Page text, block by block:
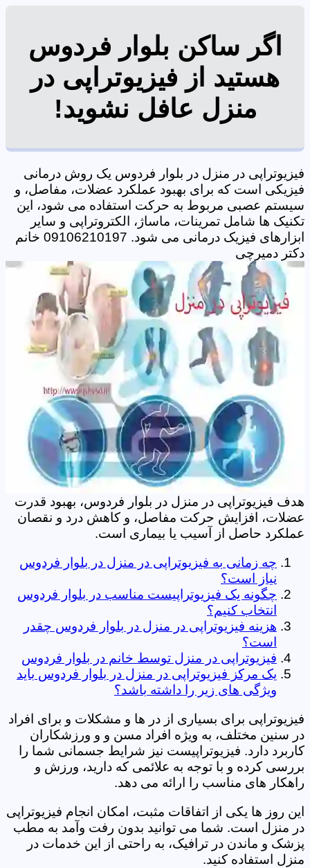
اگر ساکن بلوار فردوس
هستید از فیزیوتراپی در
منزل عافل نشوید!
فیزیوتراپی در منزل در بلوار فردوس یک روش درمانی
فیزیکی است که برای بهبود عملکرد عضلات، مفاصل، و
سیستم عصبی مربوط به حرکت استفاده می شود، این
تکنیک ها شامل تمرینات، ماساژ، الکتروتراپی و سایر
ابزارهای فیزیک درمانی می شود. 09106210197 خانم
دکتر دمیرچی
هدف فیزیوتراپی در منزل در بلوار فردوس، بهبود قدرت
عضلات، افزایش حرکت مفاصل، و کاهش درد و نقصان
عملکرد حاصل از آسیب یا بیماری است.
چه زمانی به فیزیوتراپی در منزل در بلوار فردوس
نیاز است؟
چگونه یک فیزیوتراپیست مناسب در بلوار فردوس
انتخاب کنیم؟
هزینه فیزیوتراپی در منزل در بلوار فردوس چقدر
است؟
فیزیوتراپی در منزل توسط خانم در بلوار فردوس
یک مرکز فیزیوتراپی در منزل در بلوار فردوس باید
ویژگی های زیر را داشته باشد؟
فیزیوتراپی برای بسیاری از در ها و مشکلات و برای افراد
در سنین مختلف، به ویژه افراد مسن و و ورزشکاران
کاربرد دارد. فیزیوتراپیست نیز شرایط جسمانی شما را
بررسی کرده و با توجه به علائمی که دارید، ورزش و
راهکار های مناسب را ارائه می دهد.
این روز ها یکی از اتفاقات مثبت، امکان انجام فیزیوتراپی
در منزل است. شما می توانید بدون رفت وآمد به مطب
پزشک و ماندن در ترافیک، به راحتی از این خدمات در
منزل استفاده کنید.